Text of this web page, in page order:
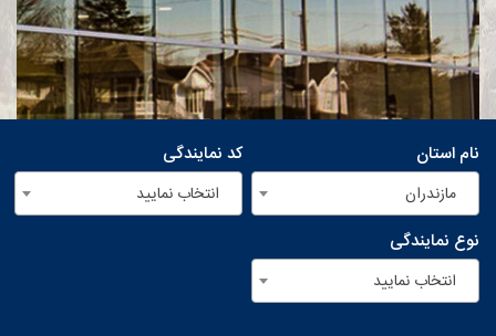
نام استان
مازندران
کد نمایندگی
انتخاب نمایید
نوع نمایندگی
انتخاب نمایید